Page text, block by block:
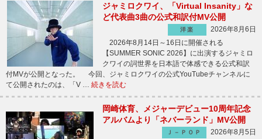
ジャミロクワイ、「Virtual Insanity」な
ど代表曲3曲の公式和訳付MV公開
洋楽
2026年8月6日
2026年8月14日～16日に開催される
【SUMMER SONIC 2026】に出演するジャミロ
クワイの詞世界を日本語で体感できる公式和訳
付MVが公開となった。 今回、ジャミロクワイの公式YouTubeチャンネルに
て公開されたのは、「V … 続きを読む
岡崎体育、メジャーデビュー10周年記念
アルバムより「ネバーランド」MV公開
Ｊ－ＰＯＰ
2026年8月5日